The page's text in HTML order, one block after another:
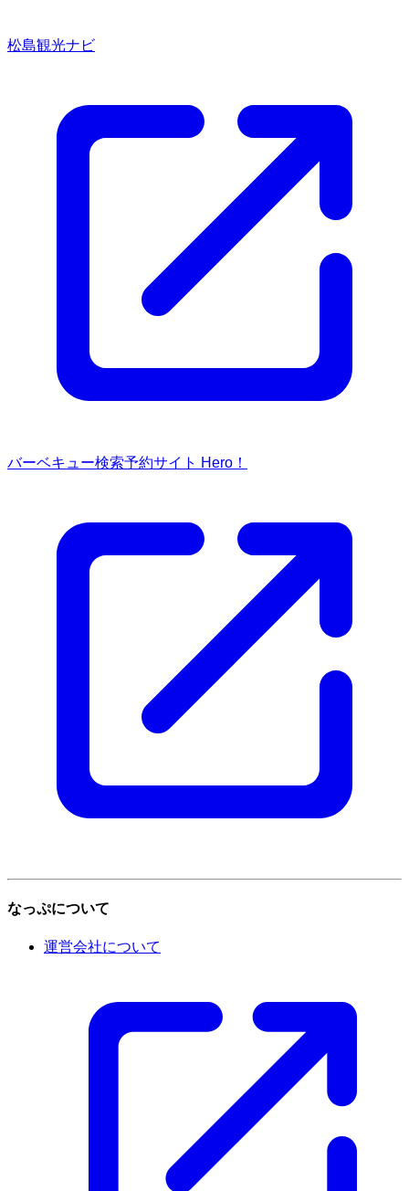
松島観光ナビ
バーベキュー検索予約サイト Hero！
なっぷについて
運営会社について